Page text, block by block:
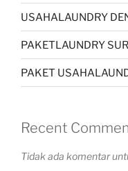
USAHALAUNDRY
PAKETLAUNDRY
PAKET
Recent
Tidak ada komentar